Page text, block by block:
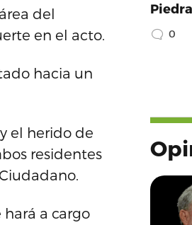
del
en el acto.
hacia un
el herido de
residentes
a cargo
0